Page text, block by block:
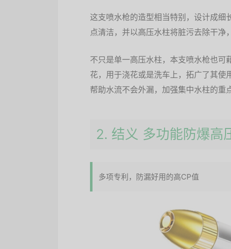
这支喷水枪的造型相当特别，设计成细
点清洁，并以高压水柱将脏污去除干净
不只是单一高压水柱，本支喷水枪也
花，用于浇花或是洗车上，拓广了其使
帮助水流不会外漏，加强集中水柱的重
2. 结义 多功能防爆高
多项专利，防漏好用的高CP值